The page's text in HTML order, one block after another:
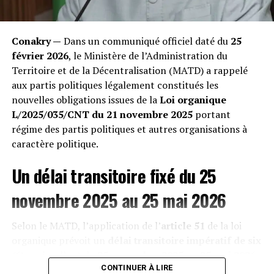
« Nous perdons nos bêtes les unes après les autres.
Quand on les ouvre après leur mort, leur estomac est
transformé en un bloc compact de sacs plastiques
impossibles à digérer », témoigne un éleveur impuissant
rencontré lors de notre enquête. Les vétérinaires
confirment une hausse exponentielle des occlusions
intestinales mortelles, décimant une économie pastorale
déjà fragile. »
Conakry — Dans un communiqué officiel daté du 25
février 2026, le Ministère de l’Administration du
Territoire et de la Décentralisation (MATD) a rappelé
aux partis politiques légalement constitués les
nouvelles obligations issues de laLoi organique
L/2025/035/CNT du 21 novembre 2025portant
régime des partis politiques et autres organisations à
caractère politique.
Un délai transitoire fixé du 25
novembre 2025 au 25 mai 2026
Selon le MATD, l’application de l’article 51 de la loi
(6) mois, allant du25 novembre 2025 au 25 mai 2026
afin de permettre aux formations politiques de se
CONTINUER À LIRE